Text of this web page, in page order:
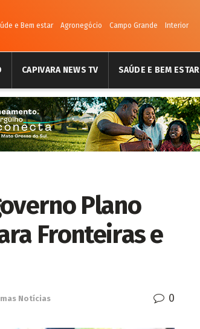
e Bem estar Agronegócio Campo Grande Interior
CAPIVARA NEWS TV SAÚDE E BEM ESTAR
Plano
Fronteiras e
Notícias 0